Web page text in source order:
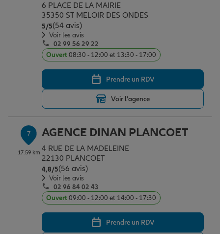
6 PLACE DE LA MAIRIE
35350 ST MELOIR DES ONDES
5/5Note de 5 sur 5
(54 avis)
Voir les avis
02 99 56 29 22
Ouvert08:30 - 12:00 et 13:30 - 17:00
Prendre un RDV
Voir l'agence
7
17.59 km
AGENCE DINAN PLANCOET
4 RUE DE LA MADELEINE
22130 PLANCOET
4,8/5Note de 4.8 sur 5
(56 avis)
Voir les avis
02 96 84 02 43
Ouvert09:00 - 12:00 et 14:00 - 17:30
Prendre un RDV